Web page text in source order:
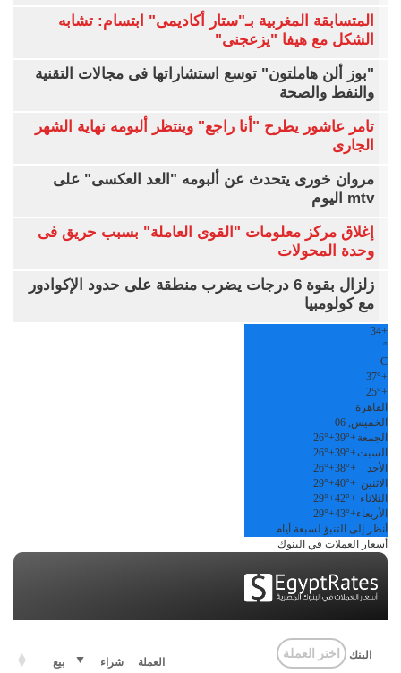
المتسابقة المغربية بـ"ستار أكاديمى" ابتسام: تشابه
الشكل مع هيفا "يزعجنى"
"بوز ألن هاملتون" توسع استشاراتها فى مجالات التقنية
والنفط والصحة
تامر عاشور يطرح "أنا راجع" وينتظر ألبومه نهاية الشهر
الجارى
مروان خورى يتحدث عن ألبومه "العد العكسى" على
mtv اليوم
إغلاق مركز معلومات "القوى العاملة" بسبب حريق فى
وحدة المحولات
زلزال بقوة 6 درجات يضرب منطقة على حدود الإكوادور
مع كولومبيا
+
34
°
C
+
37°
+
25°
القاهرة
الخميس, 06
الجمعة +
39°
+
26°
السبت+
39°
+
26°
الأحد
+
38°
+
26°
الاثنين +
40°
+
29°
الثلاثاء +
42°
+
29°
الأربعاء+
43°
+
29°
أنظر إلى التنبؤ لسبعة أيام
أسعار العملات في البنوك